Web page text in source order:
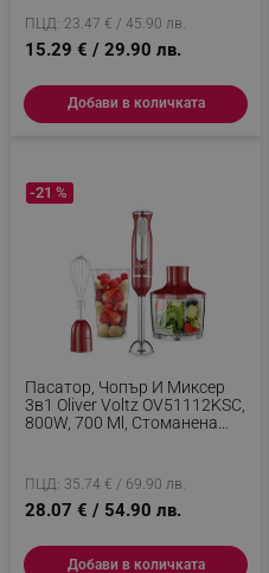
ПЦД: 23.47 € / 45.90 лв.
15.29 € / 29.90 лв.
Добави в количката
Пасатор, Чопър И Миксер
3в1 Oliver Voltz OV51112KSC,
800W, 700 Ml, Стоманена
-21 %
ПЦД: 35.74 € / 69.90 лв.
28.07 € / 54.90 лв.
Добави в количката
_sgf_delayed_campaigns
_sgf_npq
_sgf_clicked_banners